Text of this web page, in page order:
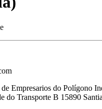
Empresarios do Polígono
do Transporte B 15890